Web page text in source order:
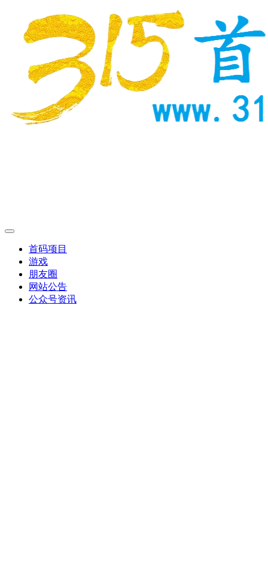
首码项目
游戏
朋友圈
网站公告
公众号资讯